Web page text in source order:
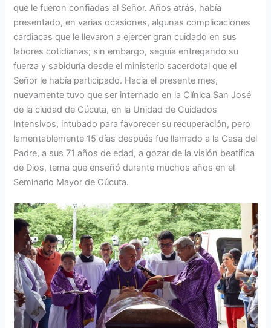
que le fueron confiadas al Señor. Años atrás, había
presentado, en varias ocasiones, algunas complicaciones
cardiacas que le llevaron a ejercer gran cuidado en sus
labores cotidianas; sin embargo, seguía entregando su
fuerza y sabiduría desde el ministerio sacerdotal que el
Señor le había participado. Hacia el presente mes,
nuevamente tuvo que ser internado en la Clínica San José
de la ciudad de Cúcuta, en la Unidad de Cuidados
Intensivos, intubado para favorecer su recuperación, pero
lamentablemente 15 días después fue llamado a la Casa del
Padre, a sus 71 años de edad, a gozar de la visión beatifica
de Dios, tema que enseñó durante muchos años en el
Seminario Mayor de Cúcuta.